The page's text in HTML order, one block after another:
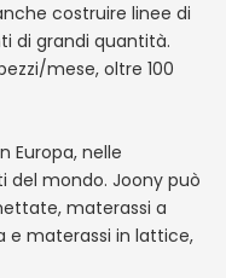
costruire linee di
di grandi quantità.
mese, oltre 100
Europa, nelle
del mondo. Joony può
materassi a
e materassi in lattice,